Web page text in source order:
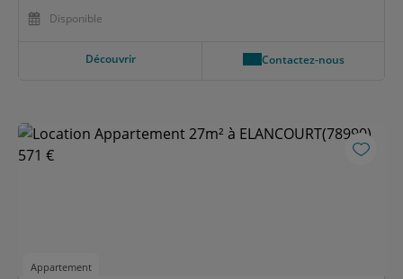
Disponible
Découvrir Contactez-nous
Appartement